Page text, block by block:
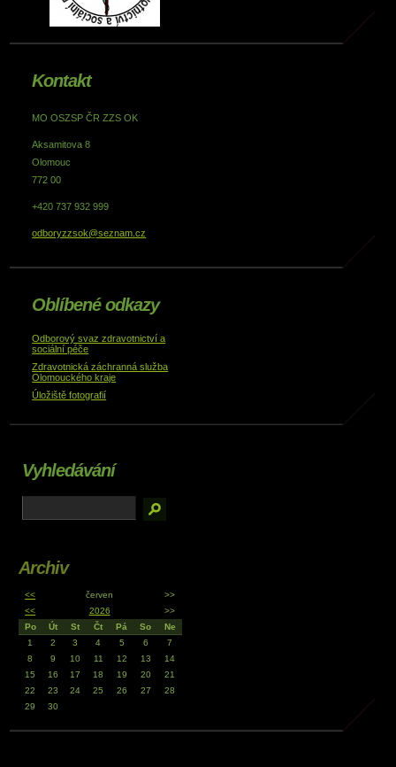
Kontakt
MO OSZSP ČR ZZS OK
Aksamitova 8
Olomouc
772 00
+420 737 932 999
odboryzzsok@seznam.cz
Oblíbené odkazy
Odborový svaz zdravotnictví a
sociální péče
Zdravotnická záchranná služba
Olomouckého kraje
Úložiště fotografií
Vyhledávání
Archiv
<< červen
>>
<<
2026
>>
Po
Út St Čt Pá So
Ne
1
2 3 4 5 6
7
8
9 10 11 12 13
14
15
16 17 18 19 20
21
22
23 24 25 26 27
28
29
30